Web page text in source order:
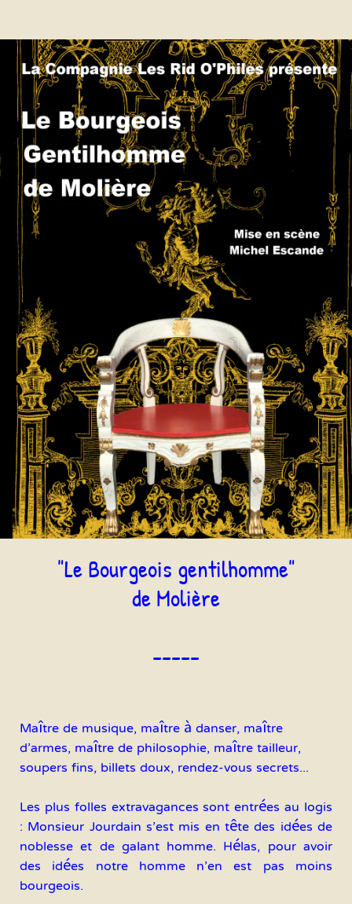
"Le Bourgeois gentilhomme"
de Molière
-----
Maître de musique, maître à danser, maître
d'armes, maître de philosophie, maître tailleur,
soupers fins, billets doux, rendez-vous secrets...
Les plus folles extravagances sont entrées au logis
: Monsieur Jourdain s'est mis en tête des idées de
noblesse et de galant homme. Hélas, pour avoir
des idées notre homme n'en est pas moins
bourgeois.